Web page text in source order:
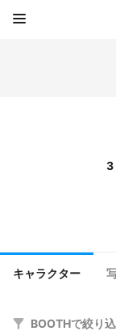
3
キャラクター
BOOTHで絞り